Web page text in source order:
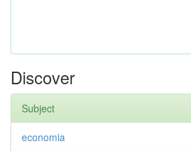
Discover
Subject
economia